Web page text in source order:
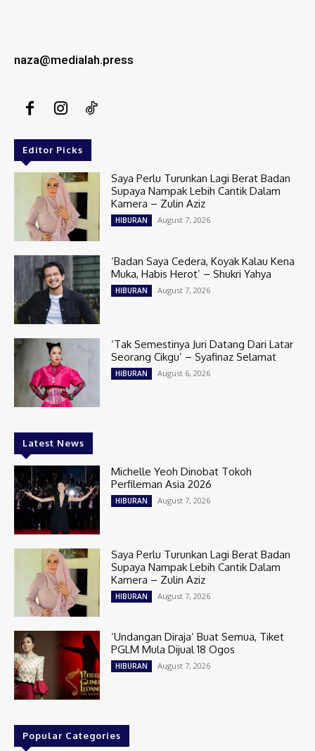
naza@medialah.press
Editor Picks
Saya Perlu Turunkan Lagi Berat Badan
Supaya Nampak Lebih Cantik Dalam
Kamera – Zulin Aziz
HIBURAN August 7, 2026
‘Badan Saya Cedera, Koyak Kalau Kena
Muka, Habis Herot’ – Shukri Yahya
HIBURAN August 7, 2026
‘Tak Semestinya Juri Datang Dari Latar
Seorang Cikgu’ – Syafinaz Selamat
HIBURAN August 6, 2026
Latest News
Michelle Yeoh Dinobat Tokoh
Perfileman Asia 2026
HIBURAN August 7, 2026
Saya Perlu Turunkan Lagi Berat Badan
Supaya Nampak Lebih Cantik Dalam
Kamera – Zulin Aziz
HIBURAN August 7, 2026
‘Undangan Diraja’ Buat Semua, Tiket
PGLM Mula Dijual 18 Ogos
HIBURAN August 7, 2026
Popular Categories